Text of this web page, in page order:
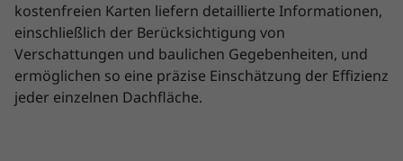
kostenfreien Karten liefern detaillierte Informationen,
einschließlich der Berücksichtigung von
Verschattungen und baulichen Gegebenheiten, und
ermöglichen so eine präzise Einschätzung der Effizienz
jeder einzelnen Dachfläche.